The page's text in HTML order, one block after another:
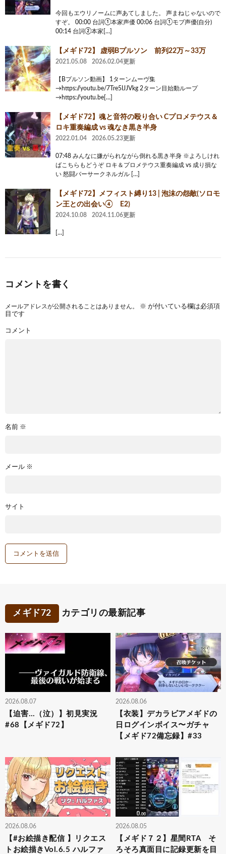
今回もエウリノームに声あてしました。 声まねじゃないので
すぞ。 00:00 台詞①本家声優 00:06 台詞①モブ声優(自分)
00:14 台詞②本家[…]
【メギド72】 虚弱Bプルソン 前列22万～33万
2021.05.08 2026.02.04更新
【Bプルソン動画】 1ターンムーヴ集
→https://youtu.be/7Tre5IJJVkg 2ターン目始動ループ
→https://youtu.be[…]
【メギド72】魂と音符の殴り合い Cプロメテウス＆
ロキ重奏編成 vs 魂なき黒き半身
2022.01.04 2026.05.23更新
07:48 みんなに嫌がられながら倒れる黒き半身 ※よろしけれ
ばこちらもどうぞ ロキ＆プロメテウス重奏編成 vs 成り損な
い 怒闘バーサークネルガル […]
【メギド72】メフィスト縛り13 | 泡沫の怨敵(ソロモ
ン王との出会い④ E2)
2024.10.08 2024.11.06更新
[…]
コメントを書く
メールアドレスが公開されることはありません。 ※ が付いている欄は必須項
目です
コメント
名前 ※
メール ※
サイト
メギド72 カテゴリの最新記事
2026.08.07
【迫害…（泣）】初見実況
#68【メギド72】
2026.08.06
【衣装】デカラビアメギドの
日ログインボイス〜ガチャ
【メギド72備忘録】#33
2026.08.06
【#お絵描き配信 】リクエス
トお絵描きVol.6.5 ハルファ
2026.08.05
【メギド７２】星間RTA そ
ろそろ真面目に記録更新を目